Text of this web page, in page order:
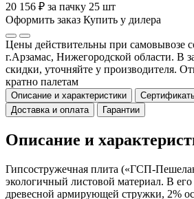
20 156 ₽ за пачку 25 шт
Оформить заказ Купить у дилера
Цены действительны при
г.Арзамас, Нижегородской области. В
скидки, уточняйте у производителя.
кратно палетам
Описание и характеристики
Доставка и оплата
Гарантии
Описание и
Гипсостружечная плита («ГСП-
экологичный листовой материал. В его
древесной армирующей стружки, 2%